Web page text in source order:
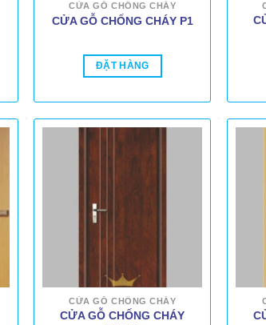
CỬA GỖ CHỐNG CHÁY
CỬA GỖ CHỐNG CHÁY P1
ĐẶT HÀNG
CỬA GỖ CHỐNG CHÁY
CỬA GỖ CHỐNG CHÁY